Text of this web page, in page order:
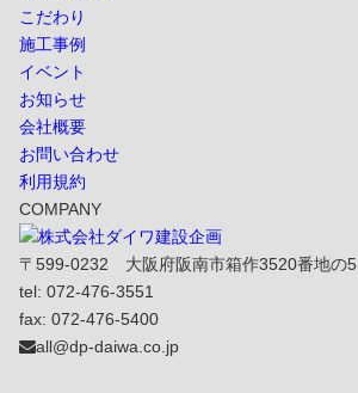
こだわり
施工事例
イベント
お知らせ
会社概要
お問い合わせ
利用規約
COMPANY
〒599-0232 大阪府阪南市箱作3520番地の5
tel: 072-476-3551
fax: 072-476-5400
all@dp-daiwa.co.jp